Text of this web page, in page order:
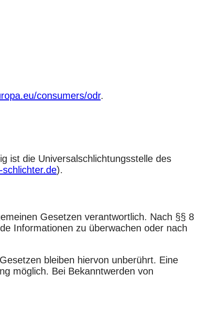
consumers/odr.
ist die Universalschlichtungsstelle des
).
Gesetzen verantwortlich. Nach §§ 8
Informationen zu überwachen oder nach
bleiben hiervon unberührt. Eine
möglich. Bei Bekanntwerden von